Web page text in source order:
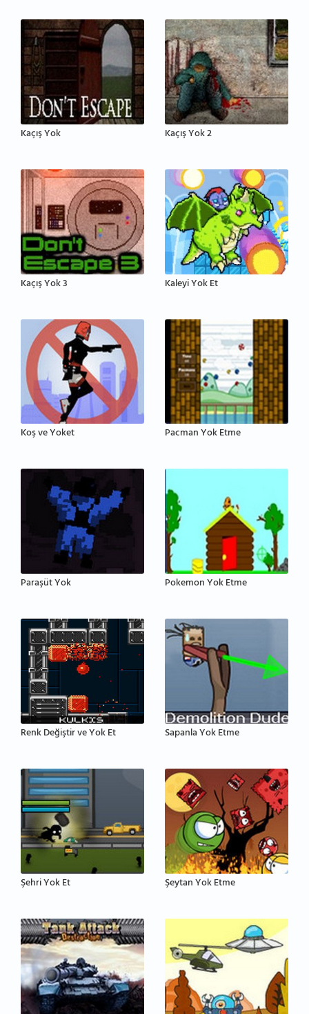
Kaçış Yok Kaçış Yok 2
Kaçış Yok 3 Kaleyi Yok Et
Koş ve Yoket Pacman Yok Etme
Paraşüt Yok Pokemon Yok Etme
Renk Değiştir ve Yok Et Sapanla Yok Etme
Şehri Yok Et Şeytan Yok Etme